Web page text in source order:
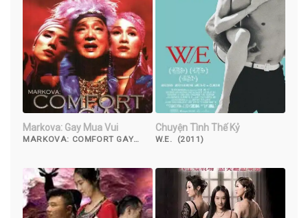
Markova: Gay Mua Vui
MARKOVA: COMFORT GAY
Chuyện Tình Thế Kỷ
W.E. (2011)